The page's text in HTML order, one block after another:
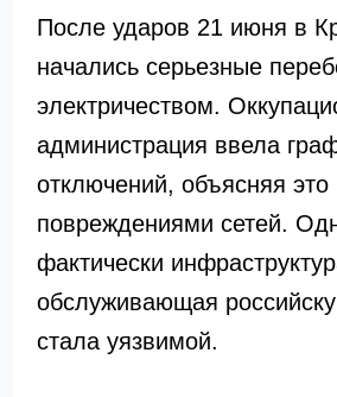
После ударов 21 июня в
начались серьезные
электричеством.
администрация ввела
отключений, объясняя это
повреждениями сетей.
фактически
обслуживающая
стала уязвимой.